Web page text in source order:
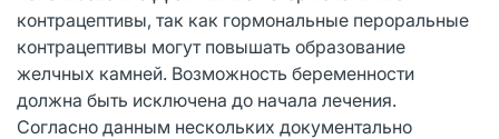
контрацептивы, так как гормональные пероральные
контрацептивы могут повышать образование
желчных камней. Возможность беременности
должна быть исключена до начала лечения.
Согласно данным нескольких документально